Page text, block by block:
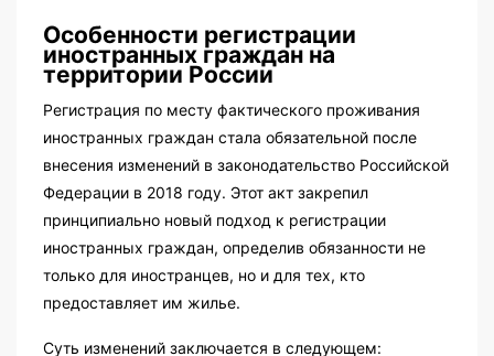
Особенности регистрации
иностранных граждан на
территории России
Регистрация по месту фактического проживания
иностранных граждан стала обязательной после
внесения изменений в законодательство Российской
Федерации в 2018 году. Этот акт закрепил
принципиально новый подход к регистрации
иностранных граждан, определив обязанности не
только для иностранцев, но и для тех, кто
предоставляет им жилье.
Суть изменений заключается в следующем: